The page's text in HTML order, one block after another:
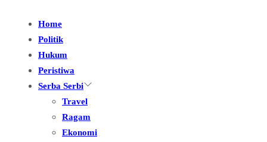
Home
Politik
Hukum
Peristiwa
Serba Serbi
Travel
Ragam
Ekonomi